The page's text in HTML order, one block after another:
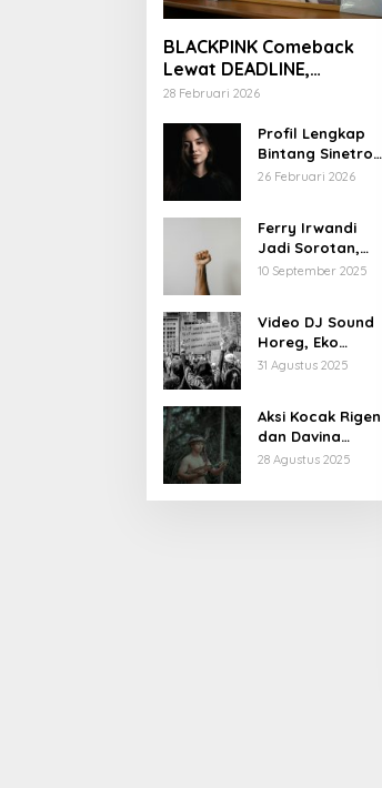
BLACKPINK Comeback
Lewat DEADLINE,
YouTube Tembus 100
28 Februari 2026
Profil Lengkap
Bintang Sinetron
Mencintai Ipar
26 Februari 2026
Ferry Irwandi
Jadi Sorotan,
Begini Latar
10 September 2025
Video DJ Sound
Horeg, Eko
Patrio Buka
31 Agustus 2025
Aksi Kocak Rigen
dan Davina
Karamoy di Film
28 Agustus 2025